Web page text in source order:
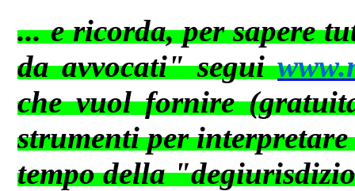
... e ricorda, per sapere
da avvocati" segui
che vuol fornire
strumenti per
tempo della